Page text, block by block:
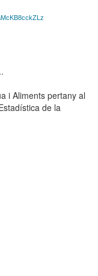
i Aliments pertany al
de la